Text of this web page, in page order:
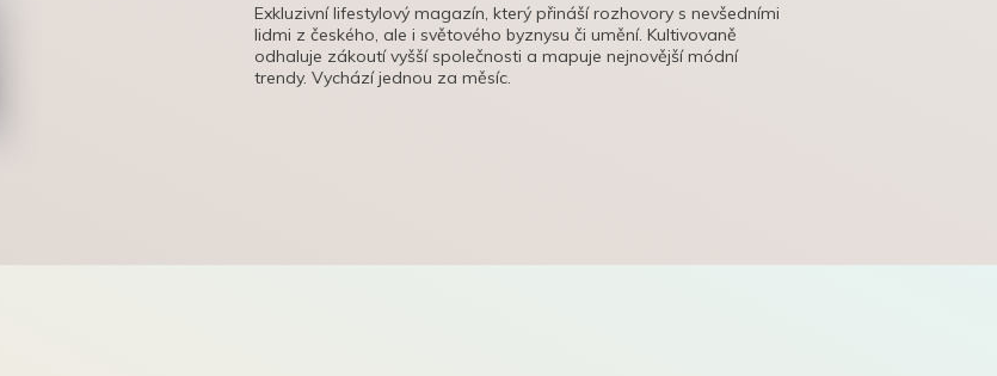
Exkluzivní lifestylový magazín, který přináší rozhovory s nevšedními
lidmi z českého, ale i světového byznysu či umění. Kultivovaně
odhaluje zákoutí vyšší společnosti a mapuje nejnovější módní
trendy. Vychází jednou za měsíc.